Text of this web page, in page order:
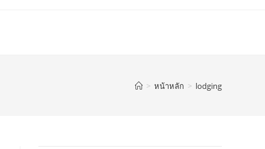
> หน้าหลัก > lodging